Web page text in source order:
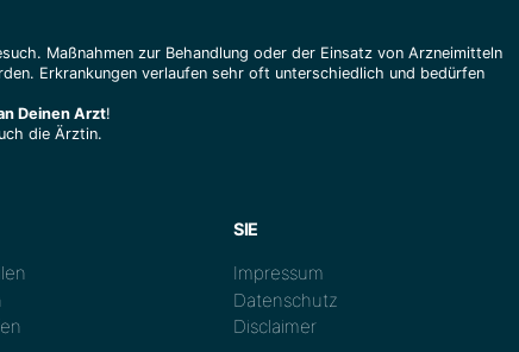
Maßnahmen zur Behandlung oder der Einsatz von Arzneimitteln
Erkrankungen verlaufen sehr oft unterschiedlich und bedürfen
Deinen Arzt!
die Ärztin.
SIE
Impressum
Datenschutz
Disclaimer